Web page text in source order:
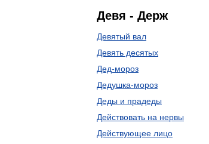
Девя - Держ
Девятый вал
Девять десятых
Дед-мороз
Дедушка-мороз
Деды и прадеды
Действовать на нервы
Действующее лицо